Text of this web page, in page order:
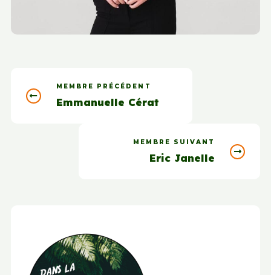
MEMBRE PRÉCÉDENT
Emmanuelle Cérat
MEMBRE SUIVANT
Eric Janelle